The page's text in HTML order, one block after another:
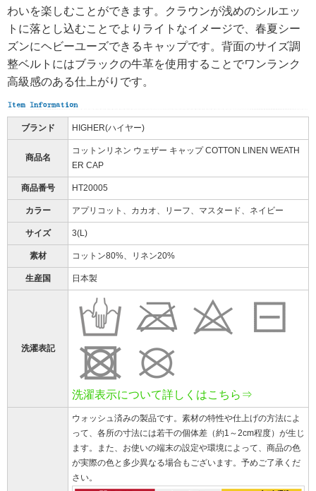
わいを楽しむことができます。クラウンが浅めのシルエッ
トに落とし込むことでよりライトなイメージで、春夏シー
ズンにヘビーユーズできるキャップです。背面のサイズ調
整ベルトにはブラックの牛革を使用することでワンランク
高級感のある仕上がりです。
ブランド HIGHER(ハイヤー)
商品名
コットンリネン ウェザー キャップ COTTON LINEN WEATH
ER CAP
商品番号 HT20005
カラー アプリコット、カカオ、リーフ、マスタード、ネイビー
サイズ 3(L)
素材 コットン80%、リネン20%
生産国 日本製
洗濯表記
洗濯表示について詳しくはこちら⇒
ウォッシュ済みの製品です。素材の特性や仕上げの方法によ
って、各所の寸法には若干の個体差（約1～2cm程度）が生じ
ます。また、お使いの端末の設定や環境によって、商品の色
が実際の色と多少異なる場合もございます。予めご了承くだ
さい。